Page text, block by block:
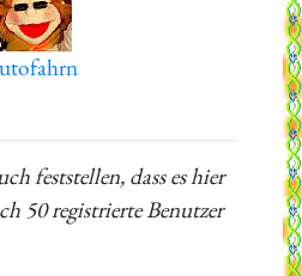
feststellen, dass es hier
50 registrierte Benutzer